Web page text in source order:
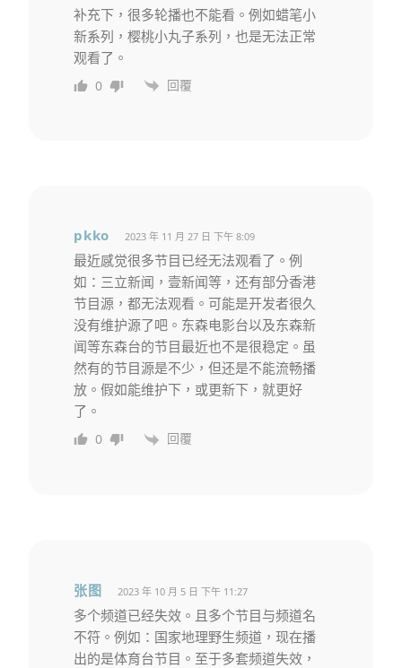
补充下，很多轮播也不能看。例如蜡笔小
新系列，樱桃小丸子系列，也是无法正常
观看了。
0 回覆
pkko 2023 年 11 月 27 日 下午 8:09
最近感觉很多节目已经无法观看了。例
如：三立新闻，壹新闻等，还有部分香港
节目源，都无法观看。可能是开发者很久
没有维护源了吧。东森电影台以及东森新
闻等东森台的节目最近也不是很稳定。虽
然有的节目源是不少，但还是不能流畅播
放。假如能维护下，或更新下，就更好
了。
0 回覆
张图 2023 年 10 月 5 日 下午 11:27
多个频道已经失效。且多个节目与频道名
不符。例如：国家地理野生频道，现在播
出的是体育台节目。至于多套频道失效，